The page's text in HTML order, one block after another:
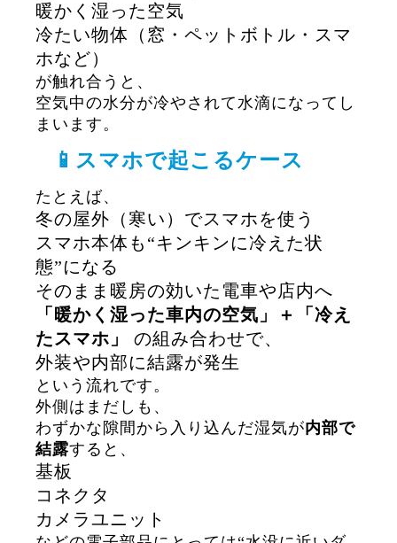
暖かく湿った空気
冷たい物体（窓・ペットボトル・スマ
ホなど）
が触れ合うと、
空気中の水分が冷やされて水滴になってし
まいます。
📱スマホで起こるケース
たとえば、
冬の屋外（寒い）でスマホを使う
スマホ本体も“キンキンに冷えた状
態”になる
そのまま暖房の効いた電車や店内へ
「暖かく湿った車内の空気」＋「冷え
たスマホ」
の組み合わせで、
外装や内部に結露が発生
という流れです。
外側はまだしも、
わずかな隙間から入り込んだ湿気が内部で
結露すると、
基板
コネクタ
カメラユニット